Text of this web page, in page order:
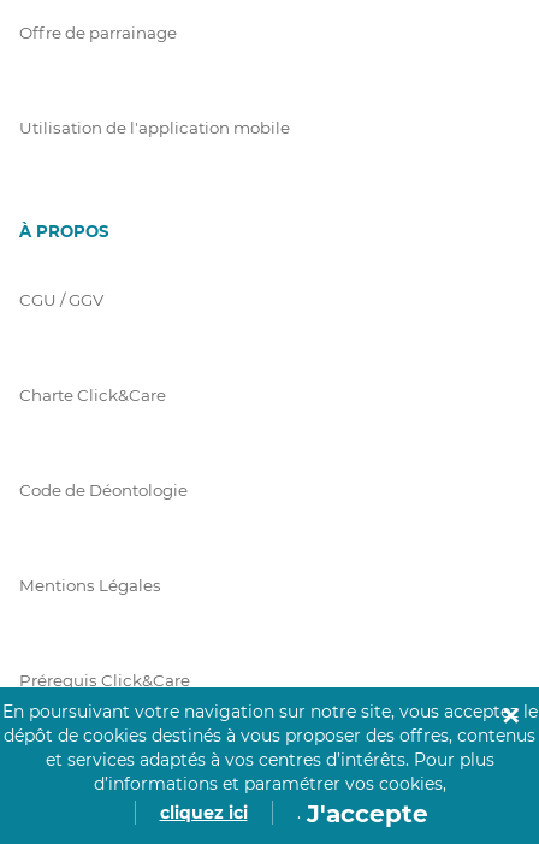
Offre de parrainage
Utilisation de l'application mobile
À PROPOS
CGU / GGV
Charte Click&Care
Code de Déontologie
Mentions Légales
Prérequis Click&Care
Protection des Données
En poursuivant votre navigation sur notre site, vous acceptez le
dépôt de cookies destinés à vous proposer des offres, contenus
et services adaptés à vos centres d’intérêts. Pour plus
d’informations et paramétrer vos cookies,
cliquez ici
. J'accepte
✕